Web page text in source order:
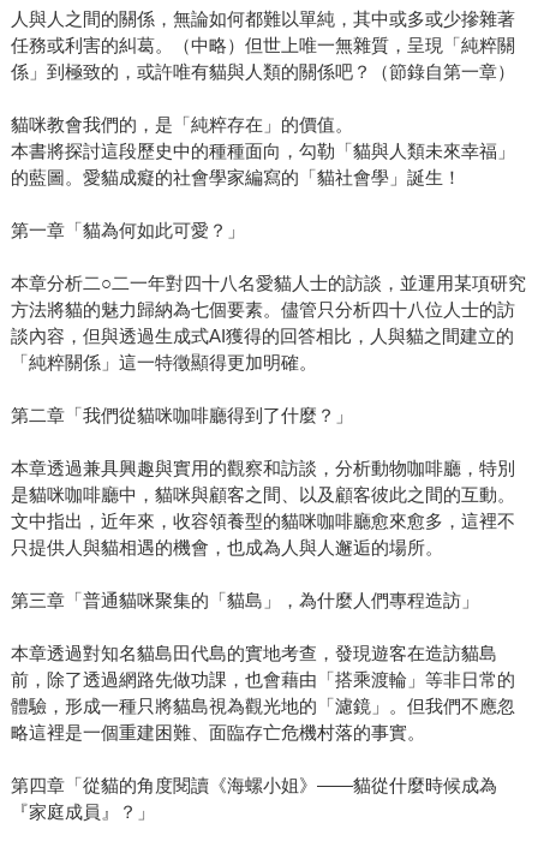
人與人之間的關係，無論如何都難以單純，其中或多或少摻雜著
任務或利害的糾葛。（中略）但世上唯一無雜質，呈現「純粹關
係」到極致的，或許唯有貓與人類的關係吧？（節錄自第一章）
貓咪教會我們的，是「純粹存在」的價值。
本書將探討這段歷史中的種種面向，勾勒「貓與人類未來幸福」
的藍圖。愛貓成癡的社會學家編寫的「貓社會學」誕生！
第一章「貓為何如此可愛？」
本章分析二○二一年對四十八名愛貓人士的訪談，並運用某項研究
方法將貓的魅力歸納為七個要素。儘管只分析四十八位人士的訪
談內容，但與透過生成式AI獲得的回答相比，人與貓之間建立的
「純粹關係」這一特徵顯得更加明確。
第二章「我們從貓咪咖啡廳得到了什麼？」
本章透過兼具興趣與實用的觀察和訪談，分析動物咖啡廳，特別
是貓咪咖啡廳中，貓咪與顧客之間、以及顧客彼此之間的互動。
文中指出，近年來，收容領養型的貓咪咖啡廳愈來愈多，這裡不
只提供人與貓相遇的機會，也成為人與人邂逅的場所。
第三章「普通貓咪聚集的「貓島」，為什麼人們專程造訪」
本章透過對知名貓島田代島的實地考查，發現遊客在造訪貓島
前，除了透過網路先做功課，也會藉由「搭乘渡輪」等非日常的
體驗，形成一種只將貓島視為觀光地的「濾鏡」。但我們不應忽
略這裡是一個重建困難、面臨存亡危機村落的事實。
第四章「從貓的角度閱讀《海螺小姐》——貓從什麼時候成為
『家庭成員』？」